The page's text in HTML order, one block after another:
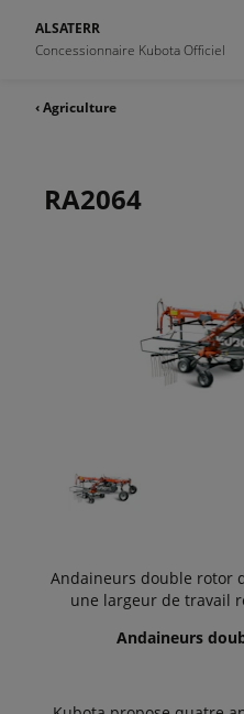
ALSATERR
Concessionnaire Kubota Officiel
‹ Agriculture
RA2064
Andaineurs double rotor
une largeur de travail
Andaineurs